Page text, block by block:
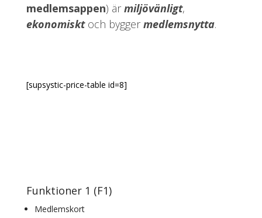
medlemsappen) är miljövänligt,
ekonomisktoch bygger medlemsnytta.
[supsystic-price-table id=8]
Funktioner 1 (F1)
Medlemskort